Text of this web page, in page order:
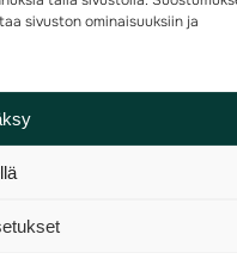
sivuston ominaisuuksiin ja